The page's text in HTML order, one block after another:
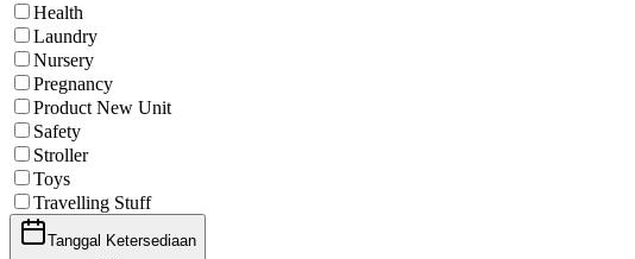
Health
Laundry
Nursery
Pregnancy
Product New Unit
Safety
Stroller
Toys
Travelling Stuff
Tanggal Ketersediaan